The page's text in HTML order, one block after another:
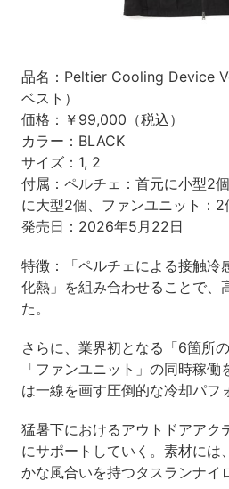
品名：Peltier Cooling Device
ベスト）
価格：￥99,000（税込）
カラー：BLACK
サイズ：1, 2
付属：ペルチェ：首元に小型2
に大型2個、ファンユニット：2
発売日：2026年5月22日
特徴：「ペルチェによる接触冷
化熱」を組み合わせることで、
た。
さらに、業界初となる「6箇所
「ファンユニット」の同時稼
は一線を画す圧倒的な冷却パフ
猛暑下におけるアウトドアアク
にサポートしていく。素材には
かな風合いを持つタスランナイ